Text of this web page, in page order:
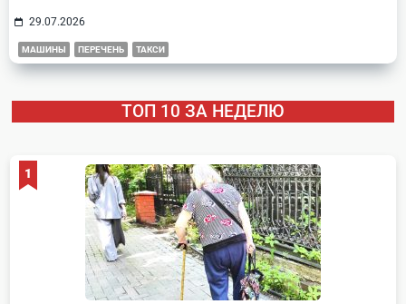
29.07.2026
МАШИНЫ ПЕРЕЧЕНЬ ТАКСИ
ТОП 10 ЗА НЕДЕЛЮ